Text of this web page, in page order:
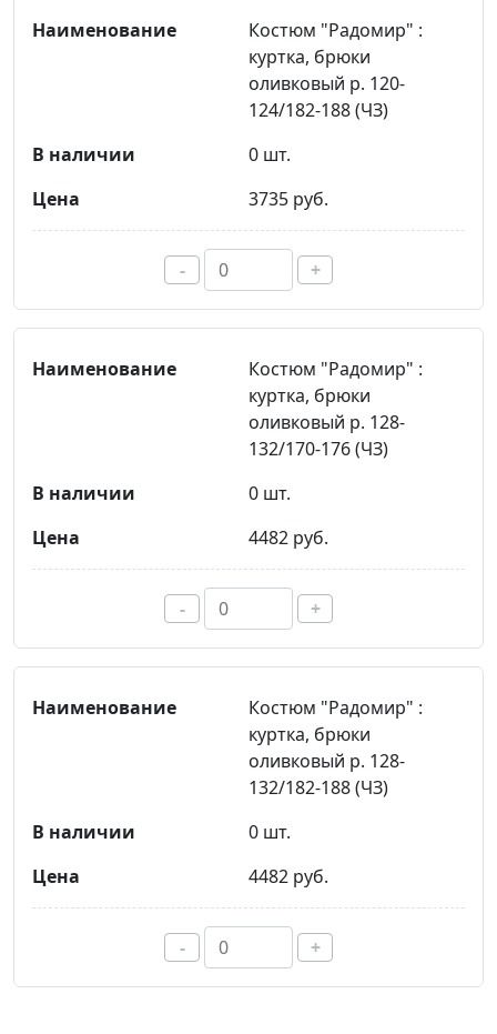
Костюм "Радомир" :
куртка, брюки
оливковый р. 120-
124/182-188 (ЧЗ)
0 шт.
3735 руб.
- +
Костюм "Радомир" :
куртка, брюки
оливковый р. 128-
132/170-176 (ЧЗ)
0 шт.
4482 руб.
- +
Костюм "Радомир" :
куртка, брюки
оливковый р. 128-
132/182-188 (ЧЗ)
0 шт.
4482 руб.
- +